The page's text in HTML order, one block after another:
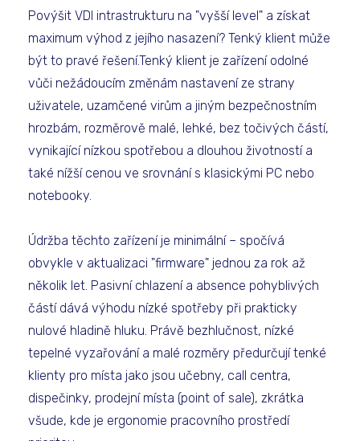
Povýšit VDI intrastrukturu na "vyšší level" a získat
maximum výhod z jejího nasazení? Tenký klient může
být to pravé řešení.Tenký klient je zařízení odolné
vůči nežádoucím změnám nastavení ze strany
uživatele, uzamčené virům a jiným bezpečnostním
hrozbám, rozměrově malé, lehké, bez točivých částí,
vynikající nízkou spotřebou a dlouhou životností a
také nížší cenou ve srovnání s klasickými PC nebo
notebooky.
Údržba těchto zařízení je minimální – spočívá
obvykle v aktualizaci "firmware" jednou za rok až
několik let. Pasivní chlazení a absence pohyblivých
částí dává výhodu nízké spotřeby při prakticky
nulové hladině hluku. Právě bezhlučnost, nízké
tepelné vyzařování a malé rozměry předurčují tenké
klienty pro místa jako jsou učebny, call centra,
dispečinky, prodejní místa (point of sale), zkrátka
všude, kde je ergonomie pracovního prostředí